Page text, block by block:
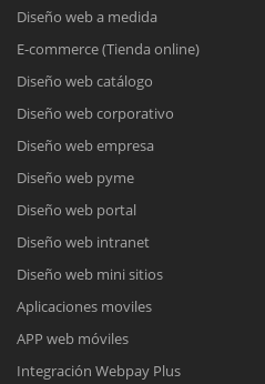
Diseño web a medida
E-commerce (Tienda online)
Diseño web catálogo
Diseño web corporativo
Diseño web empresa
Diseño web pyme
Diseño web portal
Diseño web intranet
Diseño web mini sitios
Aplicaciones moviles
APP web móviles
Integración Webpay Plus